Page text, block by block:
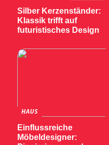
Silber Kerzenständer:
Klassik trifft auf
futuristisches Design
HAUS
Einflussreiche
Möbeldesigner: